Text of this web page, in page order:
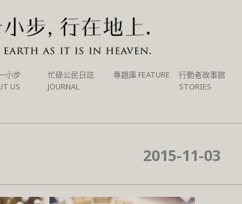
小步
US
忙碌公民日誌
JOURNAL
專題庫 FEATURE
行動者故事館
STORIES
2015-11-03